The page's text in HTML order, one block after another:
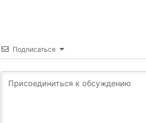
Подписаться